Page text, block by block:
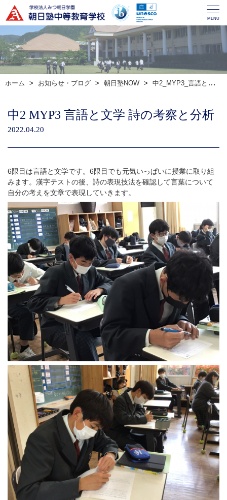
MENU
ホーム お知らせ・ブログ 朝日塾NOW 中2_MYP3_言語と文学_詩の考察と分析
中2 MYP3 言語と文学 詩の考察と分析
2022.04.20
6限目は言語と文学です。6限目でも元気いっぱいに授業に取り組
みます。漢字テストの後、詩の表現技法を確認して言葉について
自分の考えを文章で表現していきます。